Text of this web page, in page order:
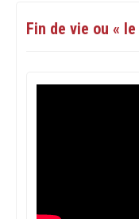
Fin de vie ou «